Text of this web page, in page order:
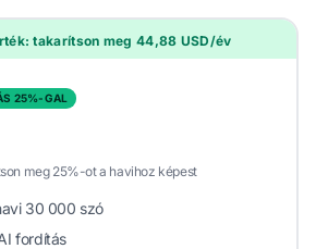
takarítson meg 44,88 USD/év
25%-GAL
meg 25%-ot a havihoz képest
30 000 szó
fordítás